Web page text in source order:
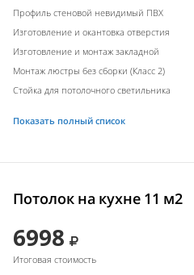
Профиль стеновой невидимый ПВХ
Изготовление и окантовка отверстия
Изготовление и монтаж закладной
Монтаж люстры без сборки (Класс 2)
Стойка для потолочного светильника
Показать полный список
Потолок на кухне 11 м2
6998
Итоговая стоимость